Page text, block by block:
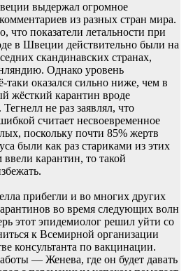
выдержал огромное
из разных стран мира.
что показатели летальности при
в Швеции действительно были на
скандинавских странах,
Однако уровень
оказался сильно ниже, чем в
жёсткий карантин вроде
не раз заявлял, что
считает несвоевременное
поскольку почти 85% жертв
были как раз стариками из этих
карантин, то такой
прибегли и во многих других
во время следующих волн
этот эпидемиолог решил уйти со
к Всемирной организации
консультанта по вакцинации.
— Женева, где он будет давать